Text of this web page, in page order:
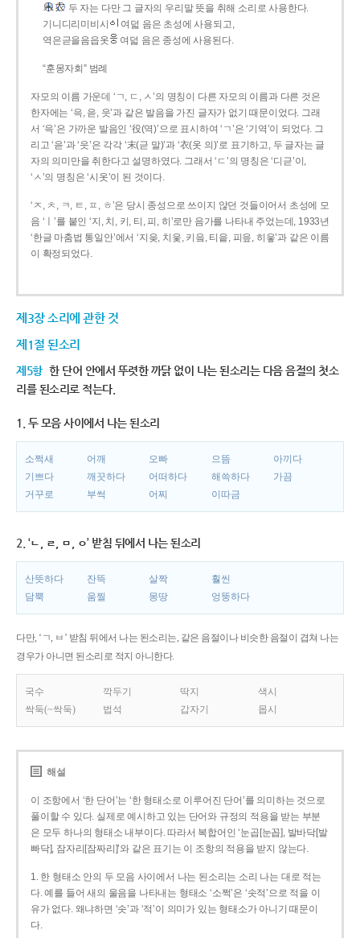
두 자는 다만 그 글자의 우리말 뜻을 취해 소리로 사용한다.
기니디리미비시
여덟 음은 초성에 사용되고,
역은귿을음읍옷
여덟 음은 종성에 사용된다.
“훈몽자회” 범례
자모의 이름 가운데 ‘ㄱ, ㄷ, ㅅ’의 명칭이 다른 자모의 이름과 다른 것은
한자에는 ‘윽, 읃, 읏’과 같은 발음을 가진 글자가 없기 때문이었다. 그래
서 ‘윽’은 가까운 발음인 ‘役(역)’으로 표시하여 ‘ㄱ’은 ‘기역’이 되었다. 그
리고 ‘읃’과 ‘읏’은 각각 ‘末(귿 말)’과 ‘衣(옷 의)’로 표기하고, 두 글자는 글
자의 의미만을 취한다고 설명하였다. 그래서 ‘ㄷ’의 명칭은 ‘디귿’이,
‘ㅅ’의 명칭은 ‘시옷’이 된 것이다.
‘ㅈ, ㅊ, ㅋ, ㅌ, ㅍ, ㅎ’은 당시 종성으로 쓰이지 않던 것들이어서 초성에 모
음 ‘ㅣ’를 붙인 ‘지, 치, 키, 티, 피, 히’로만 음가를 나타내 주었는데, 1933년
‘한글 마춤법 통일안’에서 ‘지읒, 치읓, 키읔, 티읕, 피읖, 히읗’과 같은 이름
이 확정되었다.
제3장 소리에 관한 것
제1절 된소리
제5항 한 단어 안에서 뚜렷한 까닭 없이 나는 된소리는 다음 음절의 첫소
리를 된소리로 적는다.
1. 두 모음 사이에서 나는 된소리
소쩍새 어깨 오빠 으뜸
아끼다
기쁘다
깨끗하다 어떠하다 해쓱하다
가끔
거꾸로
부썩 어찌 이따금
2. ‘ㄴ, ㄹ, ㅁ, ㅇ’ 받침 뒤에서 나는 된소리
산뜻하다 잔뜩 살짝
훨씬
담뿍
움찔 몽땅 엉뚱하다
다만, ‘ㄱ, ㅂ’ 받침 뒤에서 나는 된소리는, 같은 음절이나 비슷한 음절이 겹쳐 나는
경우가 아니면 된소리로 적지 아니한다.
국수 깍두기 딱지
색시
싹둑(~싹둑)
법석 갑자기 몹시
해설
이 조항에서 ‘한 단어’는 ‘한 형태소로 이루어진 단어’를 의미하는 것으로
풀이할 수 있다. 실제로 예시하고 있는 단어와 규정의 적용을 받는 부분
은 모두 하나의 형태소 내부이다. 따라서 복합어인 ‘눈곱[눈꼽], 발바닥[발
빠닥], 잠자리[잠짜리]’와 같은 표기는 이 조항의 적용을 받지 않는다.
1. 한 형태소 안의 두 모음 사이에서 나는 된소리는 소리 나는 대로 적는
다. 예를 들어 새의 울음을 나타내는 형태소 ‘소쩍’은 ‘솟적’으로 적을 이
유가 없다. 왜냐하면 ‘솟’과 ‘적’이 의미가 있는 형태소가 아니기 때문이
다.